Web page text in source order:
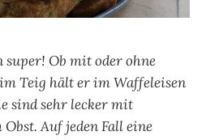
super! Ob mit oder ohne
Teig hält er im Waffeleisen
sind sehr lecker mit
Auf jeden Fall eine